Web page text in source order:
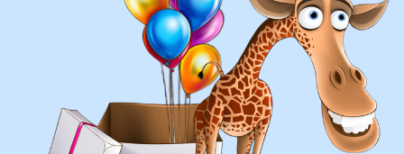
фигуры любой сложности
у вас есть фото шаров, и
вы хотите так же?